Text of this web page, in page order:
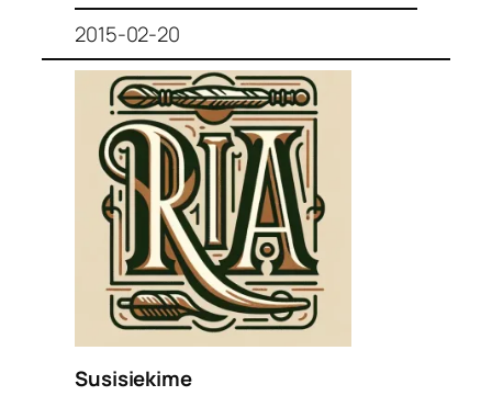
2015-02-20
Susisiekime